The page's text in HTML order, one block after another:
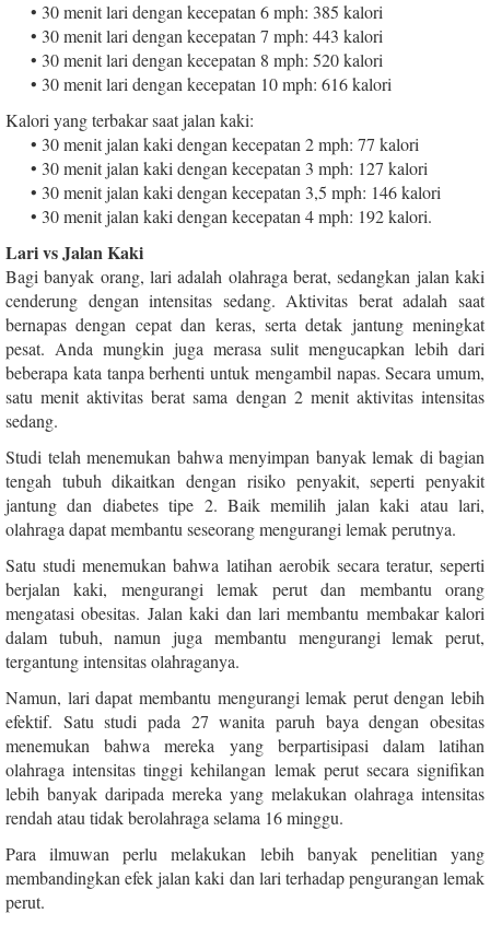
• 30 menit lari dengan kecepatan 6 mph: 385 kalori
• 30 menit lari dengan kecepatan 7 mph: 443 kalori
• 30 menit lari dengan kecepatan 8 mph: 520 kalori
• 30 menit lari dengan kecepatan 10 mph: 616 kalori
Kalori yang terbakar saat jalan kaki:
• 30 menit jalan kaki dengan kecepatan 2 mph: 77 kalori
• 30 menit jalan kaki dengan kecepatan 3 mph: 127 kalori
• 30 menit jalan kaki dengan kecepatan 3,5 mph: 146 kalori
• 30 menit jalan kaki dengan kecepatan 4 mph: 192 kalori.
Lari vs Jalan Kaki
‌Bagi banyak orang, lari adalah olahraga berat, sedangkan jalan kaki
cenderung dengan intensitas sedang. Aktivitas berat adalah saat
bernapas dengan cepat dan keras, serta detak jantung meningkat
pesat. Anda mungkin juga merasa sulit mengucapkan lebih dari
beberapa kata tanpa berhenti untuk mengambil napas. Secara umum,
satu menit aktivitas berat sama dengan 2 menit aktivitas intensitas
sedang.
Studi telah menemukan bahwa menyimpan banyak lemak di bagian
tengah tubuh dikaitkan dengan risiko penyakit, seperti penyakit
jantung dan diabetes tipe 2. Baik memilih jalan kaki atau lari,
olahraga dapat membantu seseorang mengurangi lemak perutnya.
Satu studi menemukan bahwa latihan aerobik secara teratur, seperti
berjalan kaki, mengurangi lemak perut dan membantu orang
mengatasi obesitas. Jalan kaki dan lari membantu membakar kalori
dalam tubuh, namun juga membantu mengurangi lemak perut,
tergantung intensitas olahraganya.
Namun, lari dapat membantu mengurangi lemak perut dengan lebih
efektif. Satu studi pada 27 wanita paruh baya dengan obesitas
menemukan bahwa mereka yang berpartisipasi dalam latihan
olahraga intensitas tinggi kehilangan lemak perut secara signifikan
lebih banyak daripada mereka yang melakukan olahraga intensitas
rendah atau tidak berolahraga selama 16 minggu.
Para ilmuwan perlu melakukan lebih banyak penelitian yang
membandingkan efek jalan kaki dan lari terhadap pengurangan lemak
perut.